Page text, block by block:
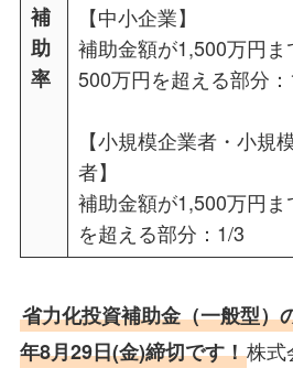
補
助
率
【中小企業】
補助金額が1,500万円
500万円を超える部分
【小規模企業者・小規
者】
補助金額が1,500万円
を超える部分：1/3
省力化投資補助金（一般型）
年8月29日(金)締切です！株式